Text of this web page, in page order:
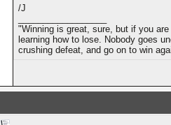
/J
"Winning is great, sure, but if you
learning how to lose. Nobody goes
crushing defeat, and go on to win